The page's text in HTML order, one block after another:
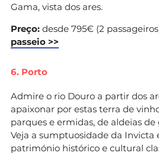
Gama, vista dos ares.
Preço: desde 795€ (2
passeio >>
6. Porto
Admire o rio Douro a partir dos
apaixonar por estas terra de
parques e ermidas, de aldeias
Veja a sumptuosidade da Invicta
património histórico e cultural